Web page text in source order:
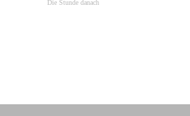
Die Stunde danach